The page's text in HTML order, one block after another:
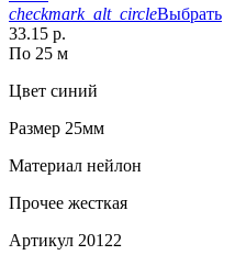
checkmark_alt_circleВыбрать
33.15 р.
По 25 м
Цвет синий
Размер 25мм
Материал нейлон
Прочее жесткая
Артикул 20122